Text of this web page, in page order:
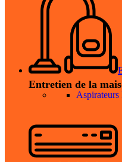
Entretien de la
Aspirateurs